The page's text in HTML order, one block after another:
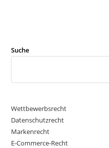
Suche
Wettbewerbsrecht
Datenschutzrecht
Markenrecht
E-Commerce-Recht